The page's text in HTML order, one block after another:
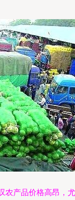
农产品价格高昂，尤